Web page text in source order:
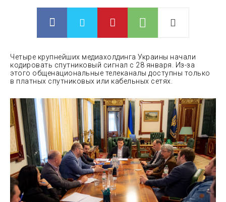
Четыре крупнейших медиахолдинга Украины начали
кодировать спутниковый сигнал с 28 января. Из-за
этого общенациональные телеканалы доступны только
в платных спутниковых или кабельных сетях.